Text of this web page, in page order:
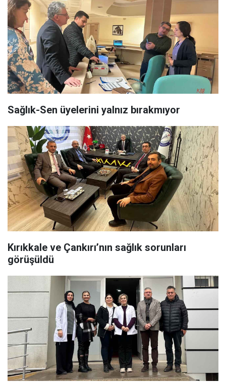
Sağlık-Sen üyelerini yalnız bırakmıyor
Kırıkkale ve Çankırı’nın sağlık sorunları
görüşüldü